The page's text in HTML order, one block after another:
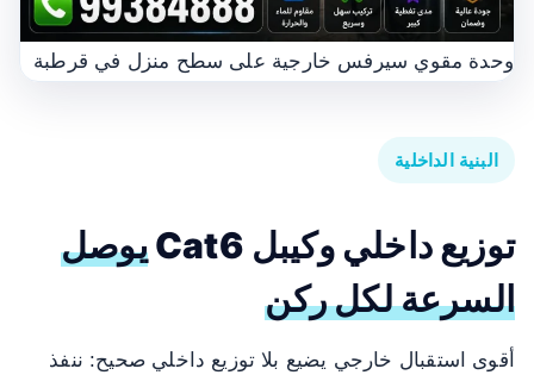
وحدة مقوي سيرفس خارجية على سطح منزل في قرطبة
البنية الداخلية
توزيع داخلي وكيبل Cat6
يوصل
السرعة لكل ركن
أقوى استقبال خارجي يضيع بلا توزيع داخلي صحيح: ننفذ